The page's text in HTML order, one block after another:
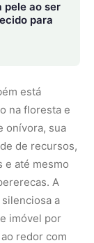
redor com
uma presa,
para
é
ao balançar
ou de
demonstrar
em
caçador de